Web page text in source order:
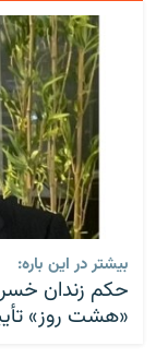
بیشتر در این باره:
حکم زندان
«هشت روز»